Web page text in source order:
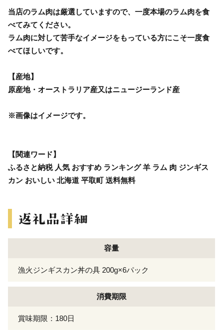
当店のラム肉は厳選していますので、一度本場のラム肉を食
べてみてください。
ラム肉に対して苦手なイメージをもっている方にこそ一度食
べてほしいです。
【産地】
原産地・オーストラリア産又はニュージーランド産
※画像はイメージです。
【関連ワード】
ふるさと納税 人気 おすすめ ランキング 羊 ラム 肉 ジンギス
カン おいしい 北海道 平取町 送料無料
容量
漁火ジンギスカン丼の具 200g×6パック
消費期限
賞味期限：180日